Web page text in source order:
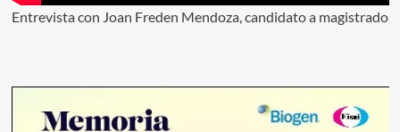
Entrevista con Joan Freden Mendoza, candidato a magistrado